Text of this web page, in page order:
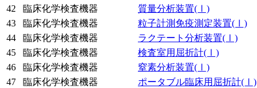
42
臨床化学検査機器 質量分析装置(Ⅰ)
43
臨床化学検査機器 粒子計測免疫測定装置(Ⅰ)
44
臨床化学検査機器 ラクテート分析装置(Ⅰ)
45
臨床化学検査機器 検査室用屈折計(Ⅰ)
46
臨床化学検査機器 窒素分析装置(Ⅰ)
47
臨床化学検査機器 ポータブル臨床用屈折計(Ⅰ)